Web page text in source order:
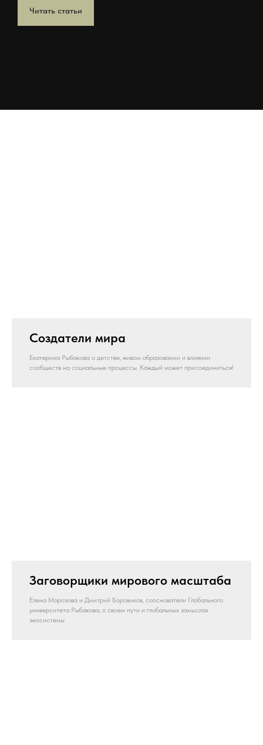
Читать статьи
Создатели мира
Екатерина Рыбакова о детстве, живом образовании и влиянии
сообществ на социальные процессы. Каждый может присоединиться!
Заговорщики мирового масштаба
Елена Морозова и Дмитрий Боровиков, сооснователи Глобального
университета Рыбакова, о своем пути и глобальных замыслах
экосистемы